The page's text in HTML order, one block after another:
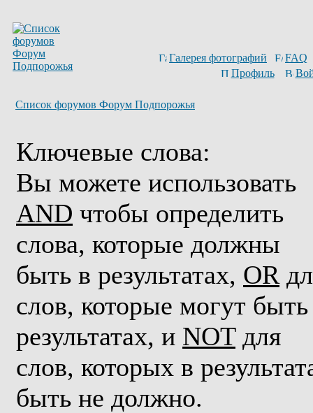
Галерея фотографий
FAQ
Профиль
Список форумов Форум Подпорожья
Ключевые слова:
Вы можете использовать
AND чтобы определить
слова, которые должны
быть в результатах, OR
слов, которые могут
результатах, и NOTдля
слов, которых в
быть не должно.